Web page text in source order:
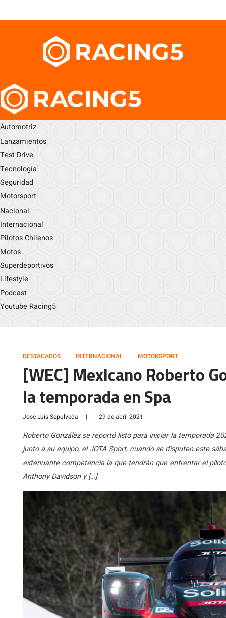
Automotriz
Lanzamientos
Test Drive
Tecnología
Seguridad
Motorsport
Nacional
Internacional
Pilotos Chilenos
Motos
Superdeportivos
Lifestyle
Podcast
Youtube Racing5
DESTACADOS INTERNACIONAL MOTORSPORT
[WEC] Mexicano Roberto
la temporada en Spa
Jose Luis Sepulveda | 29 de abril 2021
Roberto González se reportó listo para iniciar la temporada
junto a su equipo, el JOTA Sport, cuando se disputen este
extenuante competencia la que tendrán que enfrentar el
Anthony Davidson y […]